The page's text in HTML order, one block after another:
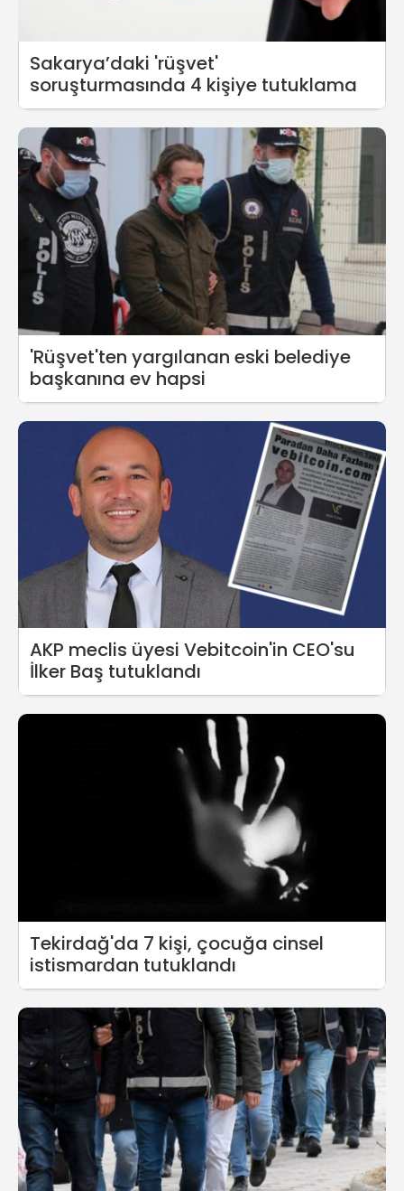
Sakarya’daki 'rüşvet'
soruşturmasında 4 kişiye tutuklama
'Rüşvet'ten yargılanan eski belediye
başkanına ev hapsi
AKP meclis üyesi Vebitcoin'in CEO'su
İlker Baş tutuklandı
Tekirdağ'da 7 kişi, çocuğa cinsel
istismardan tutuklandı